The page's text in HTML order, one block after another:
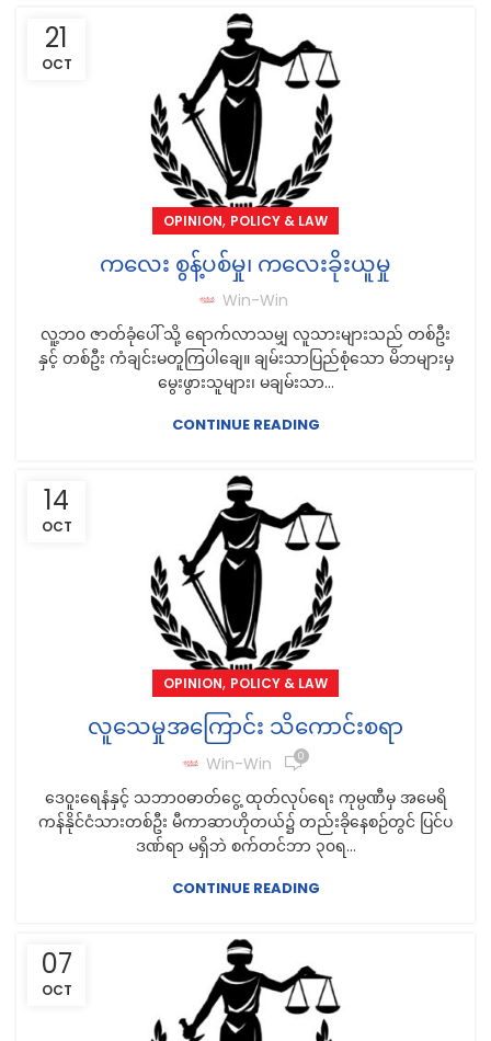
21
OCT
OPINION, POLICY & LAW
ကလေး စွန့်ပစ်မှု၊ ကလေးခိုးယူမှု
Win-Win
လူ့ဘ၀ ဇာတ်ခုံပေါ်သို့ ရောက်လာသမျှ လူသားများသည် တစ်ဦး
နှင့် တစ်ဦး ကံချင်းမတူကြပါချေ။ ချမ်းသာပြည်စုံသော မိဘများမှ
မွေးဖွားသူများ၊ မချမ်းသာ...
CONTINUE READING
14
OCT
OPINION, POLICY & LAW
လူသေမှုအကြောင်း သိကောင်းစရာ
Win-Win 0
ဒေ၀ူးရေနံနှင့် သဘာ၀ဓာတ်ငွေ့ ထုတ်လုပ်ရေး ကုမ္ပဏီမှ အမေရိ
ကန်နိုင်ငံသားတစ်ဦး မီကာဆာဟိုတယ်၌ တည်းခိုနေစဉ်တွင် ပြင်ပ
ဒဏ်ရာ မရှိဘဲ စက်တင်ဘာ ၃၀ရ...
CONTINUE READING
07
OCT